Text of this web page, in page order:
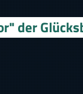
der